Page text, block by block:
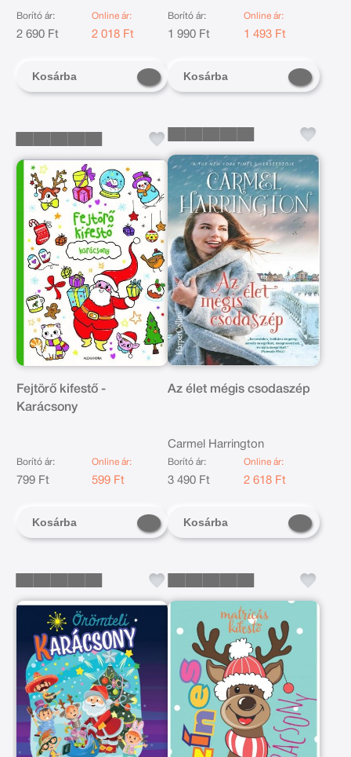
Borító ár:
2 690 Ft
Online ár:
2 018 Ft
Kosárba
Borító ár:
1 990 Ft
Online ár:
1 493 Ft
Kosárba
Fejtörő kifestő -
Karácsony
Borító ár:
799 Ft
Online ár:
599 Ft
Kosárba
Az élet mégis csodaszép
Carmel Harrington
Borító ár:
3 490 Ft
Online ár:
2 618 Ft
Kosárba